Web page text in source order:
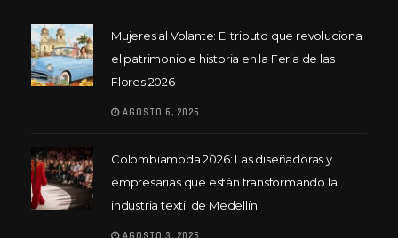
Mujeres al Volante: El tributo que revoluciona
el patrimonio e historia en la Feria de las
Flores 2026
AGOSTO 6, 2026
Colombiamoda 2026: Las diseñadoras y
empresarias que están transformando la
industria textil de Medellín